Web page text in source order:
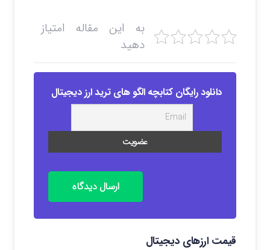
به این مقاله امتیاز
دهید
دانلود رایگان کتابچه الگو های ترید ارز دیجیتال
ارسال دیدگاه
قیمت ارزهای دیجیتال